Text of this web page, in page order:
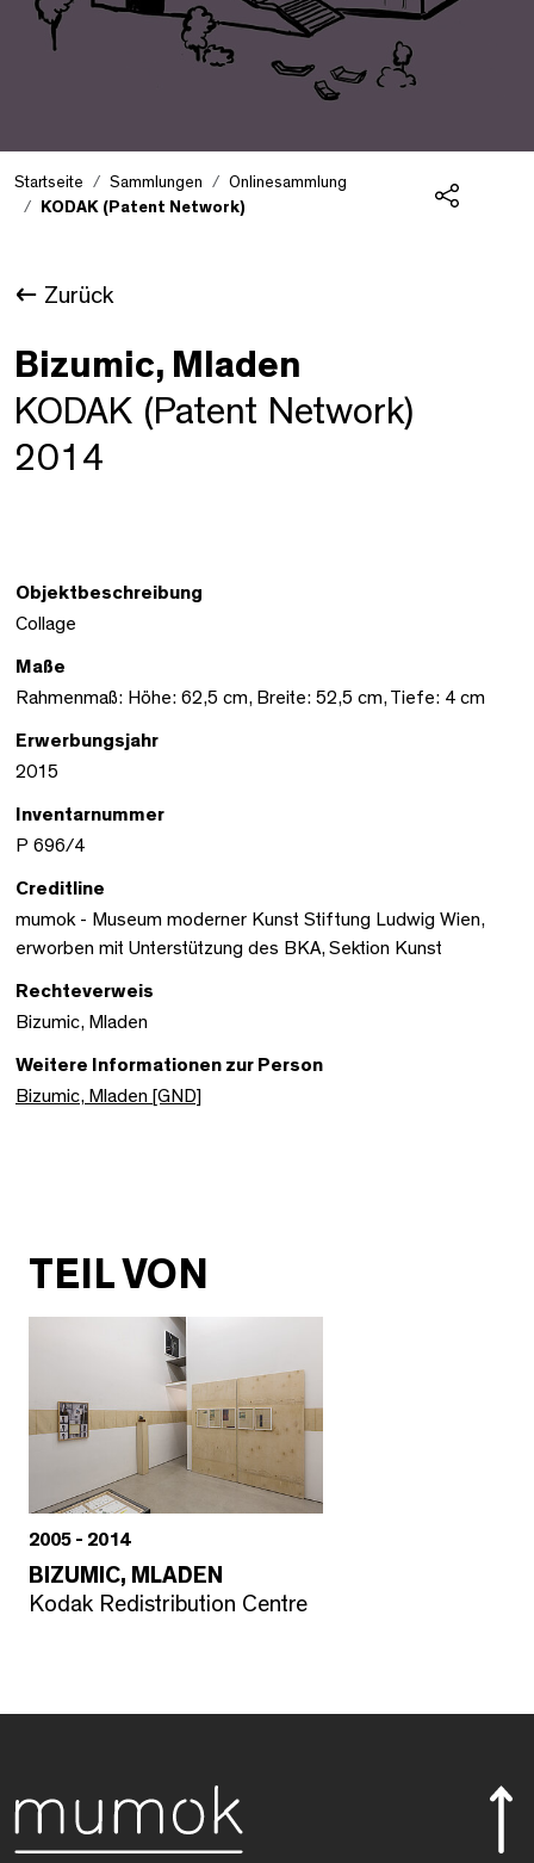
Startseite Sammlungen
Onlinesammlung
KODAK (Patent Network)
Zurück
Bizumic, Mladen
KODAK (Patent Network)
2014
Objektbeschreibung
Collage
Maße
Rahmenmaß: Höhe: 62,5 cm, Breite: 52,5 cm, Tiefe: 4 cm
Erwerbungsjahr
2015
Inventarnummer
P 696/4
Creditline
mumok - Museum moderner Kunst Stiftung Ludwig Wien,
erworben mit Unterstützung des BKA, Sektion Kunst
Rechteverweis
Bizumic, Mladen
Weitere Informationen zur Person
Bizumic, Mladen [GND]
TEIL VON
2005 - 2014
BIZUMIC, MLADEN
Kodak Redistribution Centre